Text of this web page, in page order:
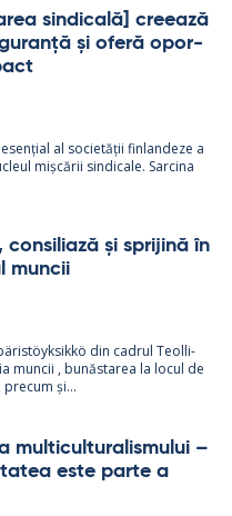
sin­dicală] cree­ază
și oferă opor­
al societății fin­lan­deze a
mișcă­rii sin­dicale. Sarcina
și spri­jină în
muncii
din cadrul Teol­li­
muncii , bunăs­ta­rea la locul de
și...
mul­ticul­tu­ra­lis­mu­lui –
este parte a